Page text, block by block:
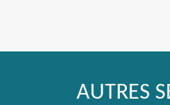
AUTRES